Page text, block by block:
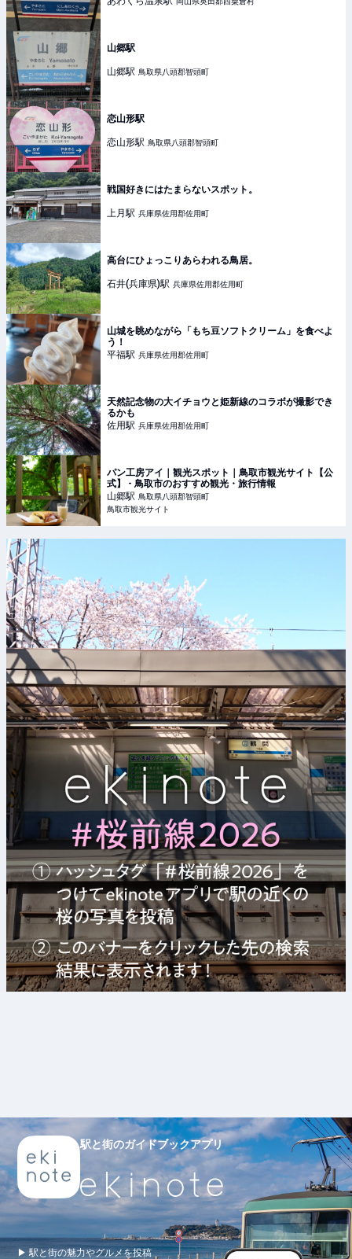
山郷駅
山郷駅 鳥取県八頭郡智頭町
恋山形駅
恋山形駅 鳥取県八頭郡智頭町
戦国好きにはたまらないスポット。
上月駅 兵庫県佐用郡佐用町
高台にひょっこりあらわれる鳥居。
石井(兵庫県)駅 兵庫県佐用郡佐用町
山城を眺めながら「もち豆ソフトクリーム」を食べよ
う！
平福駅 兵庫県佐用郡佐用町
天然記念物の大イチョウと姫新線のコラボが撮影でき
るかも
佐用駅 兵庫県佐用郡佐用町
パン工房アイ｜観光スポット｜鳥取市観光サイト【公
式】 - 鳥取市のおすすめ観光・旅行情報
山郷駅 鳥取県八頭郡智頭町
鳥取市観光サイト
駅と街のガイドブックアプリ
▶ 駅と街の魅力やグルメを投稿